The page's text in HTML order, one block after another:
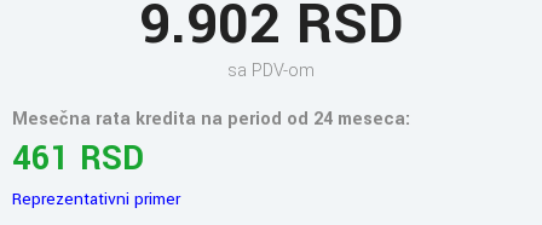
9.902 RSD
sa PDV-om
Mesečna rata kredita na period od 24 meseca:
461 RSD
Reprezentativni primer